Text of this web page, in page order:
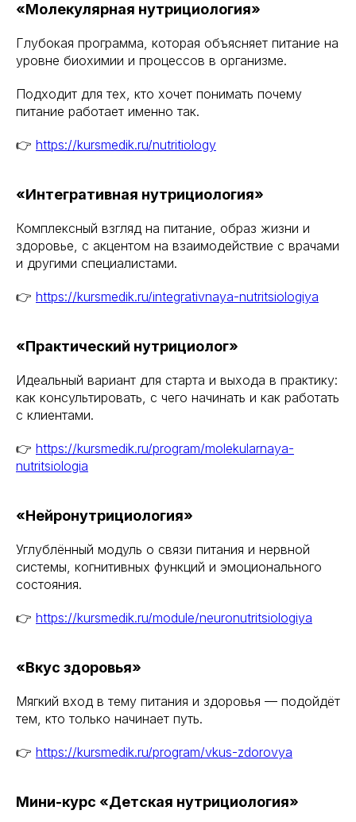
«Молекулярная нутрициология»
Глубокая программа, которая объясняет питание на
уровне биохимии и процессов в организме.
Подходит для тех, кто хочет понимать почему
питание работает именно так.
👉 https://kursmedik.ru/nutritiology
«Интегративная нутрициология»
Комплексный взгляд на питание, образ жизни и
здоровье, с акцентом на взаимодействие с врачами
и другими специалистами.
👉 https://kursmedik.ru/integrativnaya-nutritsiologiya
«Практический нутрициолог»
Идеальный вариант для старта и выхода в практику:
как консультировать, с чего начинать и как работать
с клиентами.
👉 https://kursmedik.ru/program/molekularnaya-
nutritsiologia
«Нейронутрициология»
Углублённый модуль о связи питания и нервной
системы, когнитивных функций и эмоционального
состояния.
👉 https://kursmedik.ru/module/neuronutritsiologiya
«Вкус здоровья»
Мягкий вход в тему питания и здоровья — подойдёт
тем, кто только начинает путь.
👉 https://kursmedik.ru/program/vkus-zdorovya
Мини-курс «Детская нутрициология»
ИНН/КПП 9702021368/770201001